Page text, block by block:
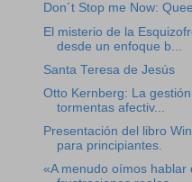
Don´t Stop me Now:
El misterio de la
desde un enfoque b...
Santa Teresa de Jesús
Otto Kernberg: La
tormentas afectiv...
Presentación del libro
para principiantes.
«A menudo oímos hablar